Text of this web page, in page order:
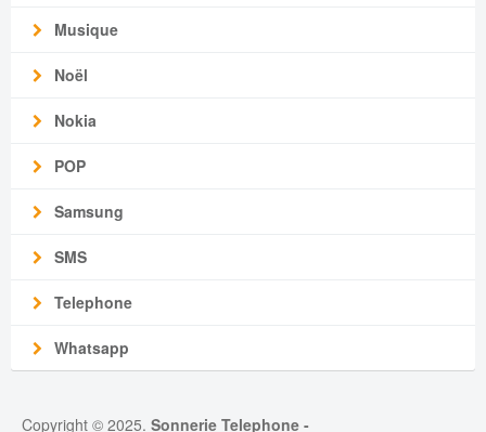
Musique
Noël
Nokia
POP
Samsung
SMS
Telephone
Whatsapp
Copyright © 2025. Sonnerie Telephone -